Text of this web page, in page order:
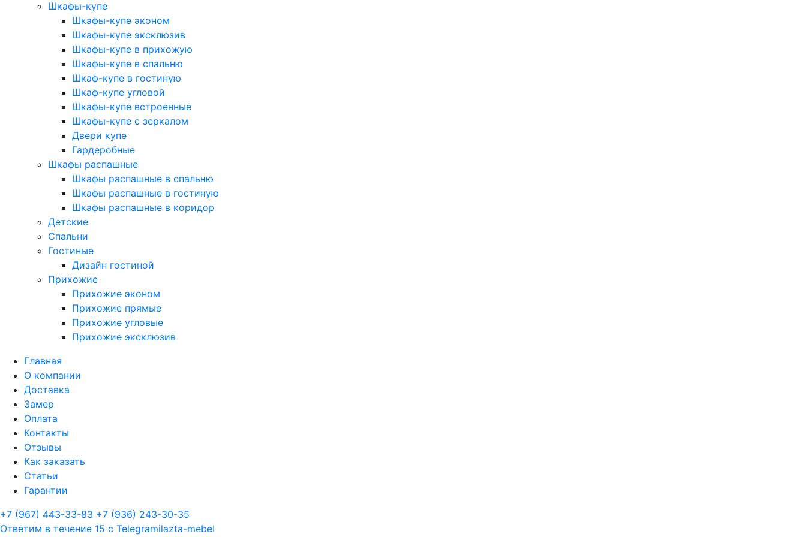
Шкафы-купе
Шкафы-купе эконом
Шкафы-купе эксклюзив
Шкафы-купе в прихожую
Шкафы-купе в спальню
Шкаф-купе в гостиную
Шкаф-купе угловой
Шкафы-купе встроенные
Шкафы-купе с зеркалом
Двери купе
Гардеробные
Шкафы распашные
Шкафы распашные в спальню
Шкафы распашные в гостиную
Шкафы распашные в коридор
Детские
Спальни
Гостиные
Дизайн гостиной
Прихожие
Прихожие эконом
Прихожие прямые
Прихожие угловые
Прихожие эксклюзив
Главная
О компании
Доставка
Замер
Оплата
Контакты
Отзывы
Как заказать
Статьи
Гарантии
+7 (967) 443-33-83 +7 (936) 243-30-35
Ответим в течение 15 с Telegramilazta-mebel